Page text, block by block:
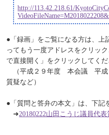
http://113.42.218.61/
●「録画」をご覧になる方は、上
ってもう一度アドレスをクリッ
で直接開く」をクリックしてくだ
（平成２９年度 本会議 平成
質疑など）
●「質問と答弁の本文」は、下記
➜20180222山田こうじ議員代